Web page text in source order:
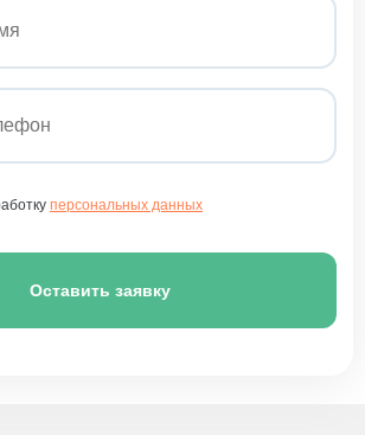
персональных данных
Оставить заявку